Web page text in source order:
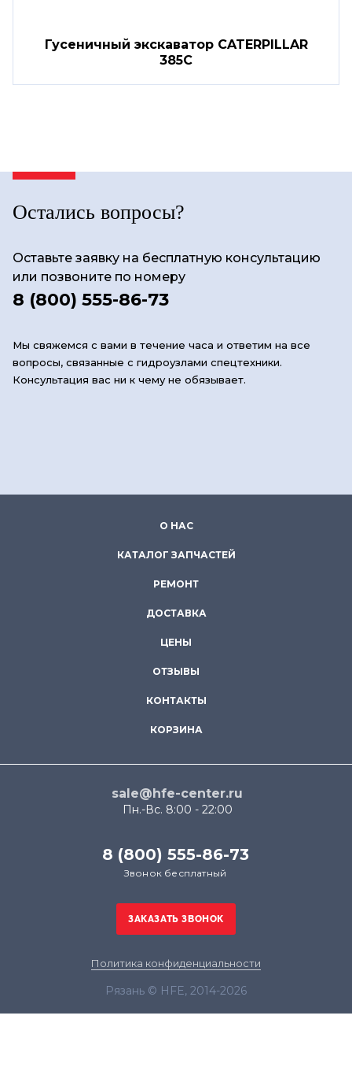
Гусеничный экскаватор CATERPILLAR
385C
Остались вопросы?
Оставьте заявку на бесплатную консультацию
или позвоните по номеру
8 (800) 555-86-73
Мы свяжемся с вами в течение часа и ответим на все
вопросы, связанные с гидроузлами спецтехники.
Консультация вас ни к чему не обязывает.
О НАС
КАТАЛОГ ЗАПЧАСТЕЙ
РЕМОНТ
ДОСТАВКА
ЦЕНЫ
ОТЗЫВЫ
КОНТАКТЫ
КОРЗИНА
sale@hfe-center.ru
Пн.-Вс. 8:00 - 22:00
8 (800) 555-86-73
Звонок бесплатный
Политика конфиденциальности
Рязань © HFE, 2014-2026